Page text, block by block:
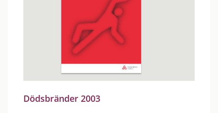
Dödsbränder 2003